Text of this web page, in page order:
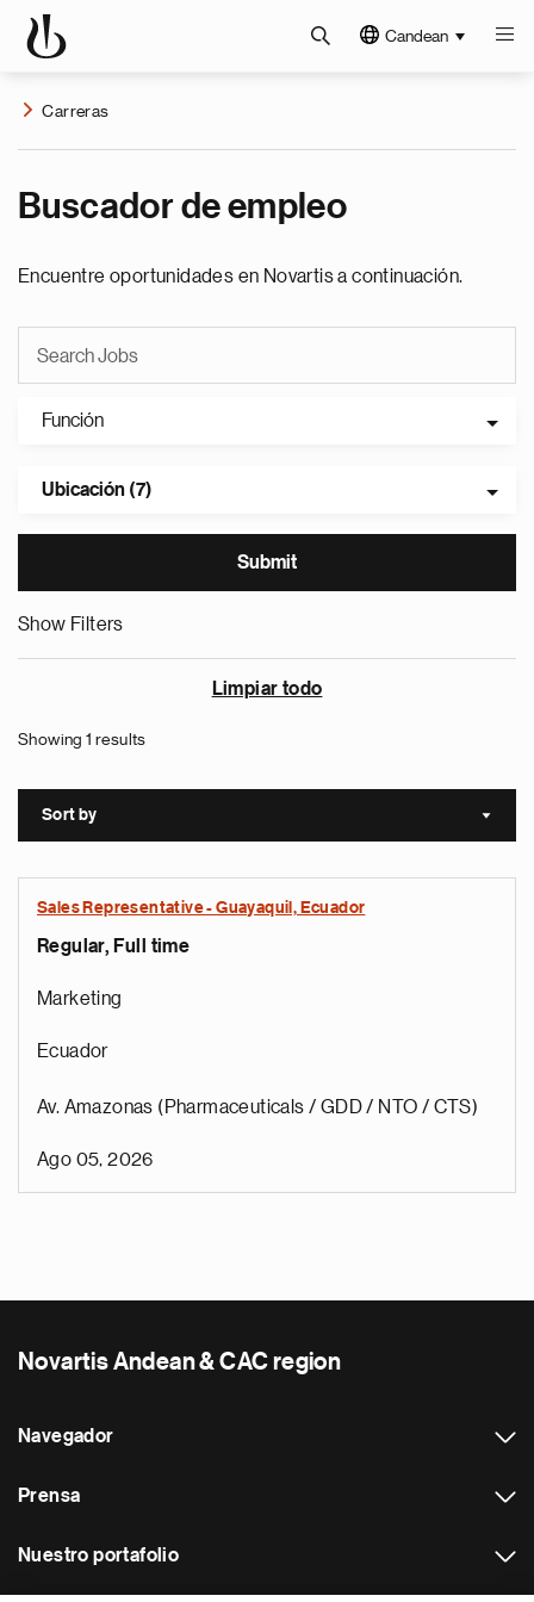
Candean
Carreras
Buscador de empleo
Encuentre oportunidades en Novartis a continuación.
Función
Ubicación (7)
Show Filters
Limpiar todo
Showing 1 results
Sort by Sort
Sales Representative - Guayaquil, Ecuador
Regular, Full time
Marketing
Ecuador
Av. Amazonas (Pharmaceuticals / GDD / NTO / CTS)
Ago 05, 2026
Novartis Andean & CAC region
Navegador
Prensa
Nuestro portafolio